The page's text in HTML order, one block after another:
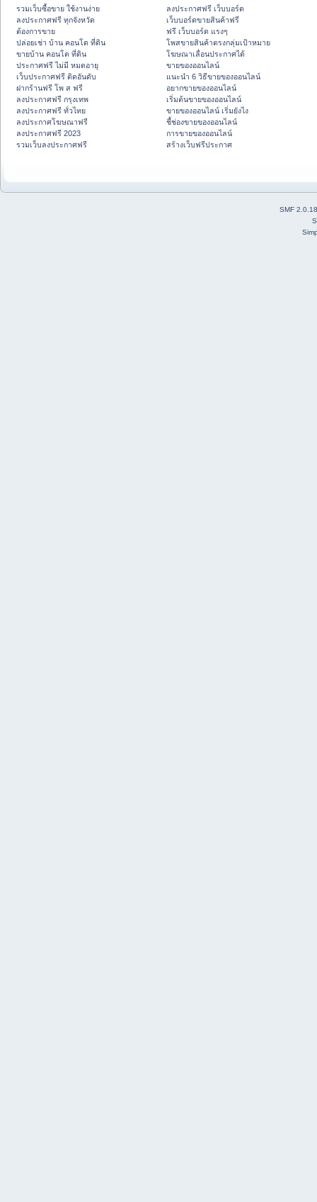
รวมเว็บซื้อขาย ใช้งานง่าย
ลงประกาศฟรี ทุกจังหวัด
ต้องการขาย
ปล่อยเช่า บ้าน คอนโด ที่ดิน
ขายบ้าน คอนโด ที่ดิน
ประกาศฟรี ไม่มี หมดอายุ
เว็บประกาศฟรี ติดอันดับ
ฝากร้านฟรี โพ ส ฟรี
ลงประกาศฟรี กรุงเทพ
ลงประกาศฟรี ทั่วไทย
ลงประกาศโฆษณาฟรี
ลงประกาศฟรี 2023
รวมเว็บลงประกาศฟรี
ลงประกาศฟรี เว็บบอร์ด
เว็บบอร์ดขายสินค้าฟรี
ฟรี เว็บบอร์ด แรงๆ
โพสขายสินค้าตรงกลุ่มเป้าหมาย
โฆษณาเลื่อนประกาศได้
ขายของออนไลน์
แนะนำ 6 วิธีขายของออนไลน์
อยากขายของออนไลน์
เริ่มต้นขายของออนไลน์
ขายของออนไลน์ เริ่มยังไง
ชี้ช่องขายของออนไลน์
การขายของออนไลน์
สร้างเว็บฟรีประกาศ
SMF 2.0.18